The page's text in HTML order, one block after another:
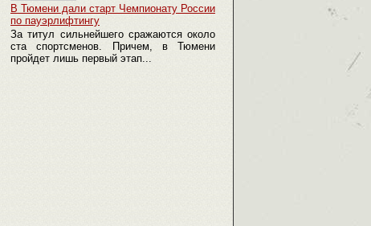
В Тюмени дали старт Чемпионату России
по пауэрлифтингу
За титул сильнейшего сражаются около
ста спортсменов. Причем, в Тюмени
пройдет лишь первый этап...